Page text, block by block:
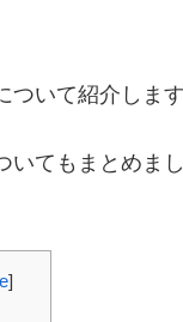
ついて紹介します
いてもまとめま
]